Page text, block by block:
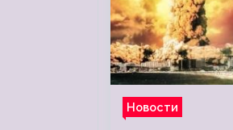
Новости